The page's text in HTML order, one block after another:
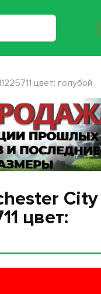
City
цвет:
цвет: голубой